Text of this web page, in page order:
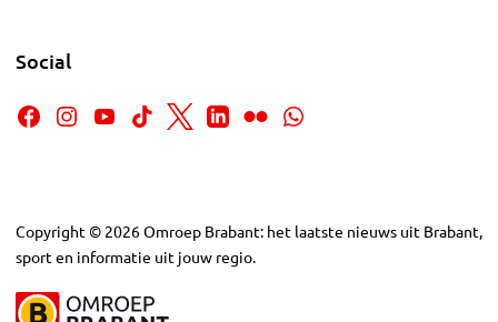
Social
Copyright © 2026Omroep Brabant: het laatste nieuws uit Brabant,
sport en informatie uit jouw regio.